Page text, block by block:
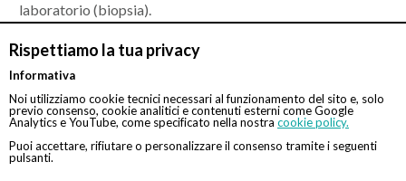
Rispettiamo la tua privacy
Informativa
Noi utilizziamo cookie tecnici necessari al funzionamento del sito e, solo
previo consenso, cookie analitici e contenuti esterni come Google
Analytics e YouTube, come specificato nella nostra cookie policy.
Puoi accettare, rifiutare o personalizzare il consenso tramite i seguenti
pulsanti.
laboratorio (biopsia).
L'imponente sviluppo degli strumenti diagnostici ha
tradizionale con sedazione, sono state messe a punto altre
tecniche di supporto più innovative e che potrebbero
essere richieste dal paziente, come ad esempio la